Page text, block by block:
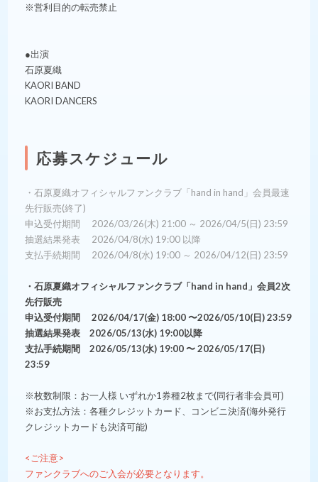
※営利目的の転売禁止
●出演
石原夏織
KAORI BAND
KAORI DANCERS
応募スケジュール
・石原夏織オフィシャルファンクラブ「hand in hand」会員最速
先行販売(終了)
申込受付期間 2026/03/26(木) 21:00 ～ 2026/04/5(日) 23:59
抽選結果発表 2026/04/8(水) 19:00 以降
支払手続期間 2026/04/8(水) 19:00 ～ 2026/04/12(日) 23:59
・石原夏織オフィシャルファンクラブ「hand in hand」会員2次
先行販売
申込受付期間 2026/04/17(金) 18:00 〜2026/05/10(日) 23:59
抽選結果発表 2026/05/13(水) 19:00以降
支払手続期間 2026/05/13(水) 19:00 〜 2026/05/17(日)
23:59
※枚数制限：お一人様 いずれか1券種2枚まで(同行者非会員可)
※お支払方法：各種クレジットカード、コンビニ決済(海外発行
クレジットカードも決済可能)
<ご注意>
ファンクラブへのご入会が必要となります。